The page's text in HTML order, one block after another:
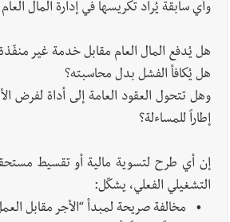
وأي سابقة يُراد تكريسها في إدارة المال
هل يُدفع المال العام مقابل خدمة غير
هل يُكافأ الفشل بدل محاسبته؟
وهل تتحول العقود العامة إلى أداة لفرض
إطاراً للمساءلة؟
إن أي طرح لتسوية مالية أو تقسيط
التشغيلي الفعلي، يشكّل:
• مخالفة صريحة لمبدأ “الأجر مقابل